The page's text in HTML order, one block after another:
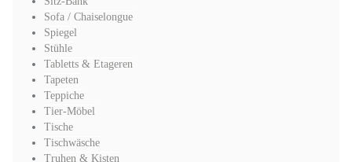
Sofa / Chaiselongue
Spiegel
Stühle
Tabletts & Etageren
Tapeten
Teppiche
Tier-Möbel
Tische
Tischwäsche
Truhen & Kisten